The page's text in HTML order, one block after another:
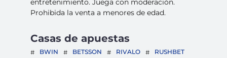
entretenimiento. Juega con moderación.
Prohibida la venta a menores de edad.
Casas de apuestas
BWIN BETSSON RIVALO RUSHBET